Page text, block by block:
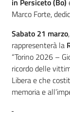
in Persiceto (Bo)
Marco Forte,
Sabato 21 marzo
rappresenterà la
“Torino 2026 –
ricordo delle
Libera e che
memoria e